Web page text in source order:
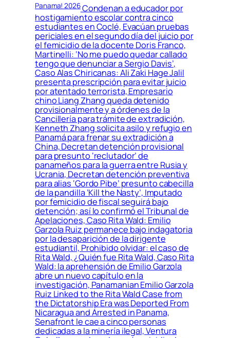
Panama! 2026Condenan a educador por
hostigamiento escolar contra cinco
estudiantes en Coclé, Evacúan pruebas
periciales en el segundo día del juicio por
el femicidio de la docente Doris Franco,
Martinelli: ‘No me puedo quedar callado
tengo que denunciar a Sergio Davis’,
Caso Alas Chiricanas: Ali Zaki Hage Jalil
presenta prescripción para evitar juicio
por atentado terrorista, Empresario
chino Liang Zhang queda detenido
provisionalmente y a órdenes de la
Cancillería para trámite de extradición,
Kenneth Zhang solicita asilo y refugio en
Panamá para frenar su extradición a
China, Decretan detención provisional
para presunto ‘reclutador’ de
panameños para la guerra entre Rusia y
Ucrania, Decretan detención preventiva
para alias ‘Gordo Pibe’ presunto cabecilla
de la pandilla ‘Kill the Nasty’, Imputado
por femicidio de fiscal seguirá bajo
detención; así lo confirmó el Tribunal de
Apelaciones, Caso Rita Wald: Emilio
Garzola Ruiz permanece bajo indagatoria
por la desaparición de la dirigente
estudiantil, Prohibido olvidar: el caso de
Rita Wald, ¿Quién fue Rita Wald, Caso Rita
Wald: la aprehensión de Emilio Garzola
abre un nuevo capítulo en la
investigación, Panamanian Emilio Garzola
Ruiz Linked to the Rita Wald Case from
the Dictatorship Era was Deported From
Nicaragua and Arrested in Panama,
Senafront le cae a cinco personas
dedicadas a la minería ilegal, Ventura